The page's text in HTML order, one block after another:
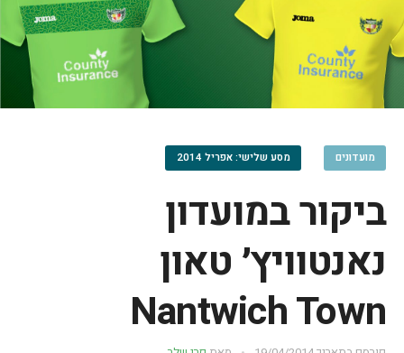
מועדונים מסע שלישי: אפריל 2014
ביקור במועדון
נאנטוויץ׳ טאון
Nantwich Town